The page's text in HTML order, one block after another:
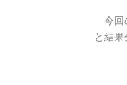
今回
と結